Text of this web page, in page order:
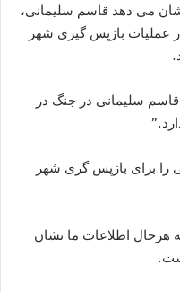
می دهد قاسم سلیمانی،
عملیات بازپس گیری شهر
سلیمانی در جنگ در
را برای بازپس گری شهر
هرحال اطلاعات ما نشان